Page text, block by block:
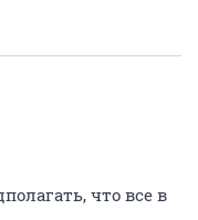
что все в